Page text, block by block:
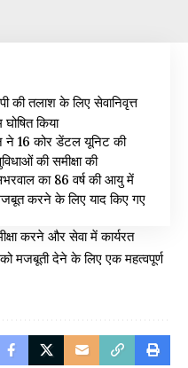
की तलाश के लिए सेवानिवृत्त
किया
16 कोर डेंटल यूनिट की
की समीक्षा की
का 86 वर्ष की आयु में
करने के लिए याद किए गए
करने और सेवा में कार्यरत
मजबूती देने के लिए एक महत्वपूर्ण